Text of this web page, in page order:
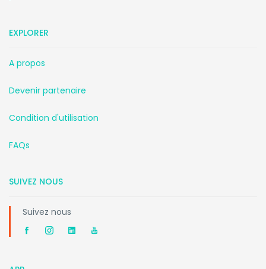
EXPLORER
A propos
Devenir partenaire
Condition d'utilisation
FAQs
SUIVEZ NOUS
Suivez nous